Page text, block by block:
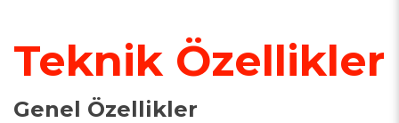
Teknik Özellikler
Genel Özellikler